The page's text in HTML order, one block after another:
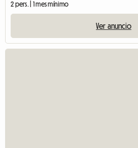
2 pers. | 1 mes mínimo
Ver anuncio